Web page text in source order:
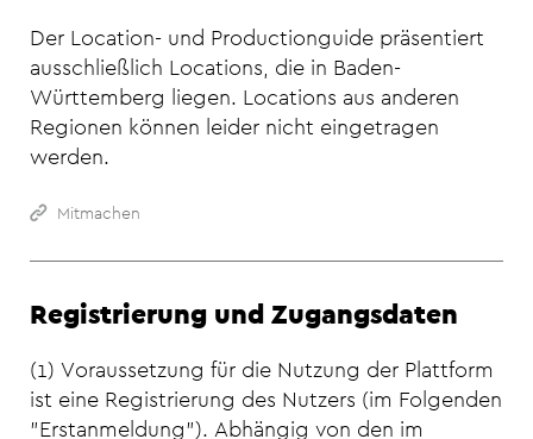
Der Location- und Productionguide präsentiert
ausschließlich Locations, die in Baden-
Württemberg liegen. Locations aus anderen
Regionen können leider nicht eingetragen
werden.
Mitmachen
Registrierung und Zugangsdaten
(1) Voraussetzung für die Nutzung der Plattform
ist eine Registrierung des Nutzers (im Folgenden
"Erstanmeldung"). Abhängig von den im